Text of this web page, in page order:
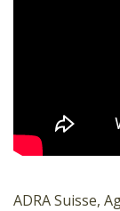
ADRA Suisse,